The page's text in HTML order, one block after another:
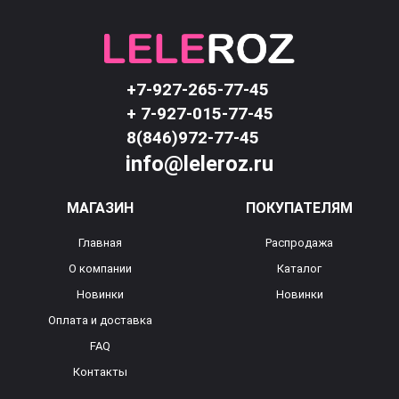
+7-927-265-77-45
+ 7-927-015-77-45
8(846)972-77-45
info@leleroz.ru
МАГАЗИН
Главная
О компании
Новинки
Оплата и доставка
FAQ
Контакты
ПОКУПАТЕЛЯМ
Распродажа
Каталог
Новинки